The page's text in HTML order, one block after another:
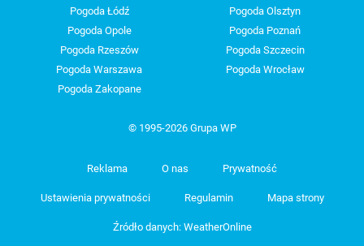
Pogoda Łódź
Pogoda Olsztyn
Pogoda Opole
Pogoda Poznań
Pogoda Rzeszów
Pogoda Szczecin
Pogoda Warszawa
Pogoda Wrocław
Pogoda Zakopane
© 1995-2026 Grupa WP
Reklama O nas Prywatność
Ustawienia prywatności Regulamin Mapa strony
Źródło danych: WeatherOnline